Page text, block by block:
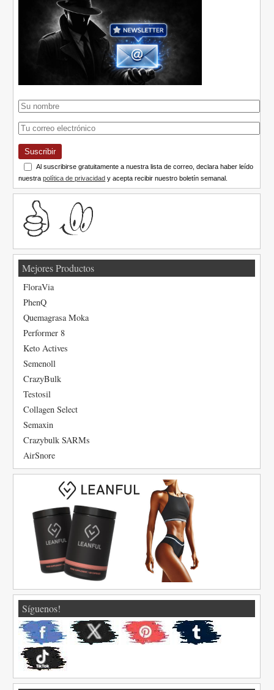
Suscribir
Al suscribirse gratuitamente a nuestra lista de correo, declara haber leído
nuestrapolítica de privacidad y acepta recibir nuestro boletín semanal.
Mejores Productos
FloraVia
PhenQ
Quemagrasa Moka
Performer 8
Keto Actives
Semenoll
CrazyBulk
Testosil
Collagen Select
Semaxin
Crazybulk SARMs
AirSnore
Síguenos!